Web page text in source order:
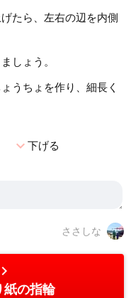
たら、左右の辺を内側
しょう。
うちょを作り、細長く
expand_more下げる
ささしな
chevron_right
紙の指輪